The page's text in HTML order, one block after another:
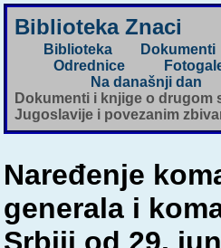
Biblioteka Znaci
Biblioteka Dokumenti
Odrednice
Na današnji dan
Dokumenti i knjige o drugom
Jugoslavije i povezanim
Naređenje
generala i